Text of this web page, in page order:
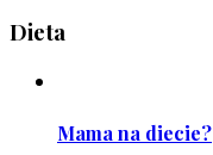
Dieta
Mama na diecie?